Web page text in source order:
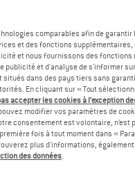
Remise
-20 %
comparables afin de
et des fonctions
et nous fournissons des fonctions
publicité et d'analyse de s'informer
dans des pays tiers sans
En cliquant sur « Tout
accepter les cookies à l’exception
modifier vos paramètres de
consentement est volontaire, n’est
fois à tout moment dans «
plus d'informations,
des données.